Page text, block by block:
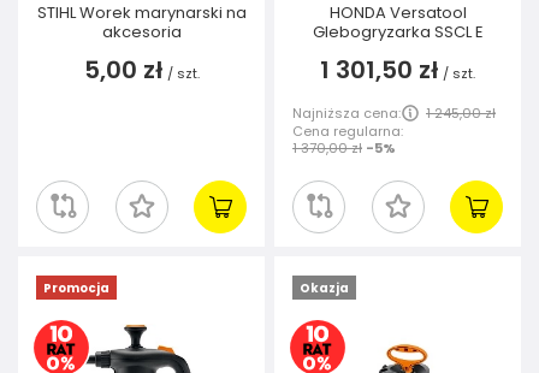
STIHL Worek marynarski na
akcesoria
5,00 zł / szt.
HONDA Versatool
Glebogryzarka SSCL E
1 301,50 zł / szt.
Najniższa cena:
1 245,00 zł
Cena regularna:
1 370,00 zł -5%
Promocja Okazja